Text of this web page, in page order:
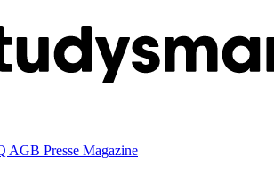
AGB Presse Magazine